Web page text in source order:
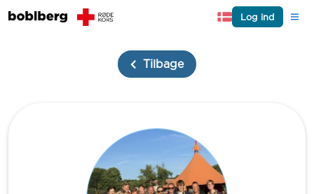
Log ind
Tilbage